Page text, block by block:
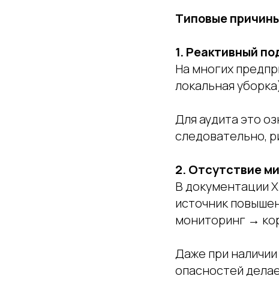
Типовые
1. Реактивный
На многих
локальная
Для аудита это
следовательно,
2. Отсутствие
В документации
источник
мониторинг →
Даже при наличии
опасностей